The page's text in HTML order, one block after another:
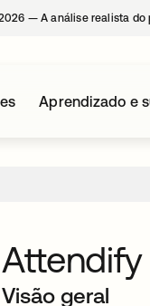
— A análise realista do
Aprendizado e
Attendify
Visão geral